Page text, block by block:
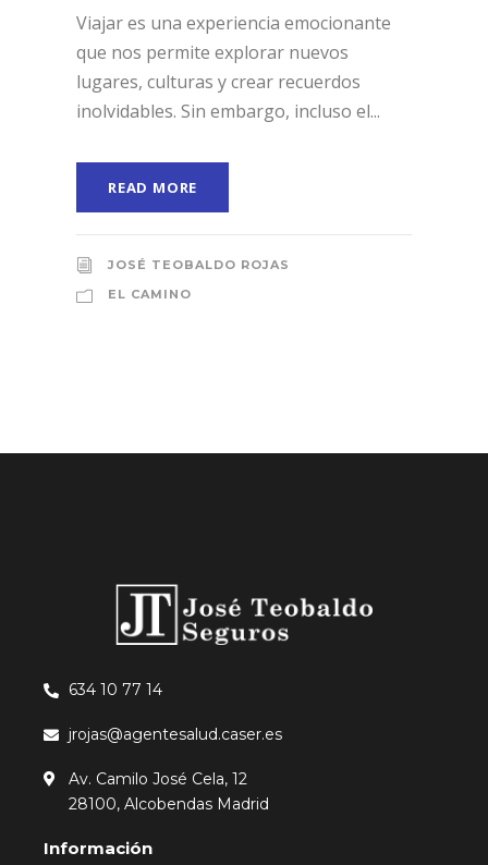
Viajar es una experiencia emocionante
que nos permite explorar nuevos
lugares, culturas y crear recuerdos
inolvidables. Sin embargo, incluso el...
READ MORE
JOSÉ TEOBALDO ROJAS
EL CAMINO
634 10 77 14
jrojas@agentesalud.caser.es
Av. Camilo José Cela, 12
28100, Alcobendas Madrid
Información